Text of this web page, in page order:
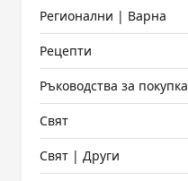
Регионални | Варна
Рецепти
Ръководства за покупка
Свят
Свят | Други